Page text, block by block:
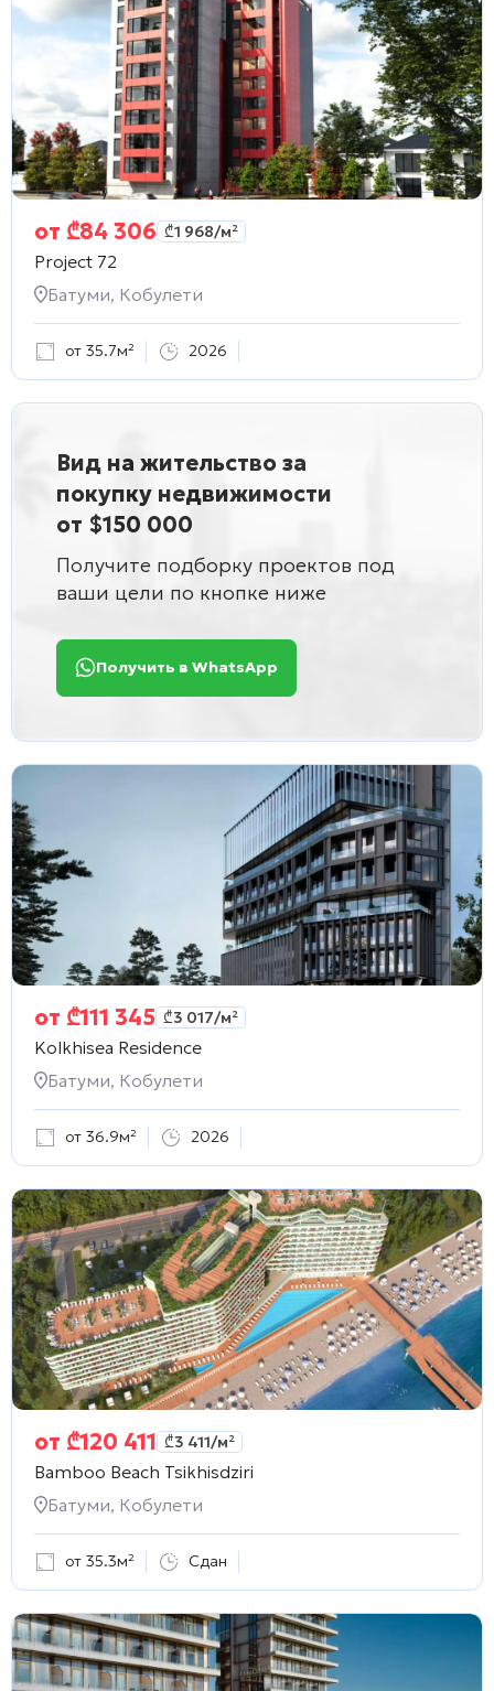
от ₾84 306 ₾1 968/м²
Project 72
Батуми, Кобулети
от 35.7м² 2026
Вид на жительство за
покупку недвижимости
от $150 000
Получите подборку проектов под
ваши цели по кнопке ниже
Получить в WhatsApp
от ₾111 345 ₾3 017/м²
Kolkhisea Residence
Батуми, Кобулети
от 36.9м² 2026
от ₾120 411 ₾3 411/м²
Bamboo Beach Tsikhisdziri
Батуми, Кобулети
от 35.3м² Сдан